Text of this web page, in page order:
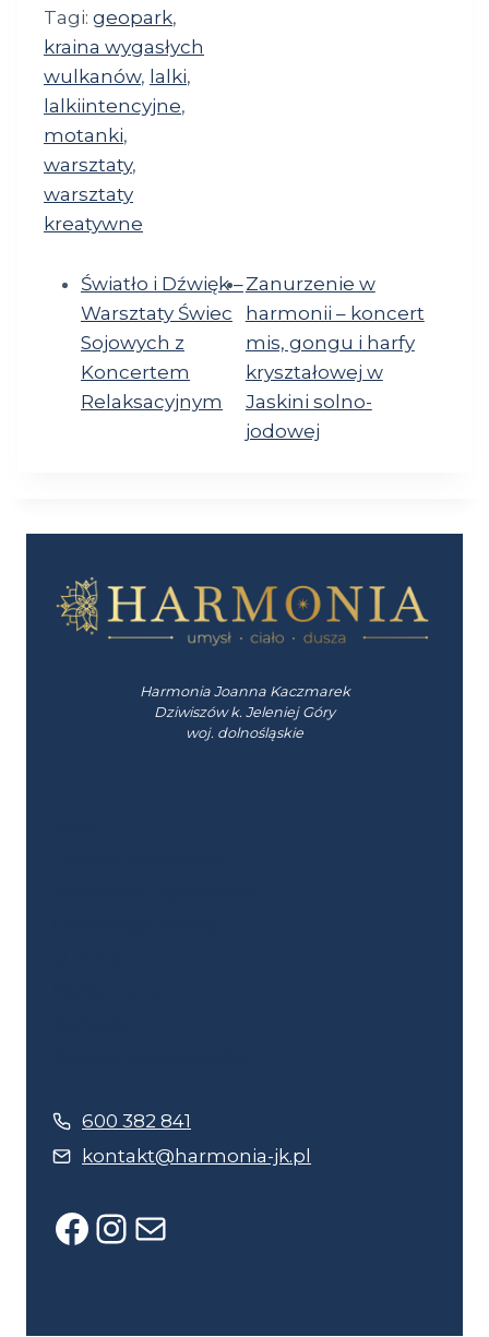
Tagi: geopark,
kraina wygasłych
wulkanów, lalki,
lalkiintencyjne,
motanki,
warsztaty,
warsztaty
kreatywne
Światło i Dźwięk –
Warsztaty Świec
Sojowych z
Koncertem
Relaksacyjnym
Zanurzenie w
harmonii – koncert
mis, gongu i harfy
kryształowej w
Jaskini solno-
jodowej
Harmonia Joanna Kaczmarek
Dziwiszów k. Jeleniej Góry
woj. dolnośląskie
600 382 841
kontakt@harmonia-jk.pl
Facebook
Instagram